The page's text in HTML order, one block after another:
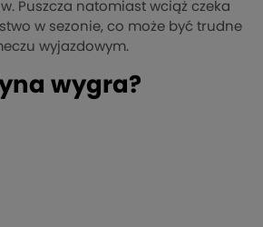
Puszcza natomiast wciąż czeka
w sezonie, co może być trudne
wyjazdowym.
wygra?